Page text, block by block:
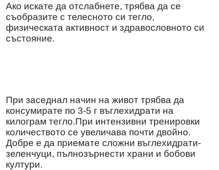
Ако искате да отслабнете, трябва да се
съобразите с телесното си тегло,
физическата активност и здравословното си
състояние.
При заседнал начин на живот трябва да
консумирате по 3-5 г въглехидрати на
килограм тегло.При интензивни тренировки
количеството се увеличава почти двойно.
Добре е да приемате сложни въглехидрати-
зеленчуци, пълнозърнести храни и бобови
култури.